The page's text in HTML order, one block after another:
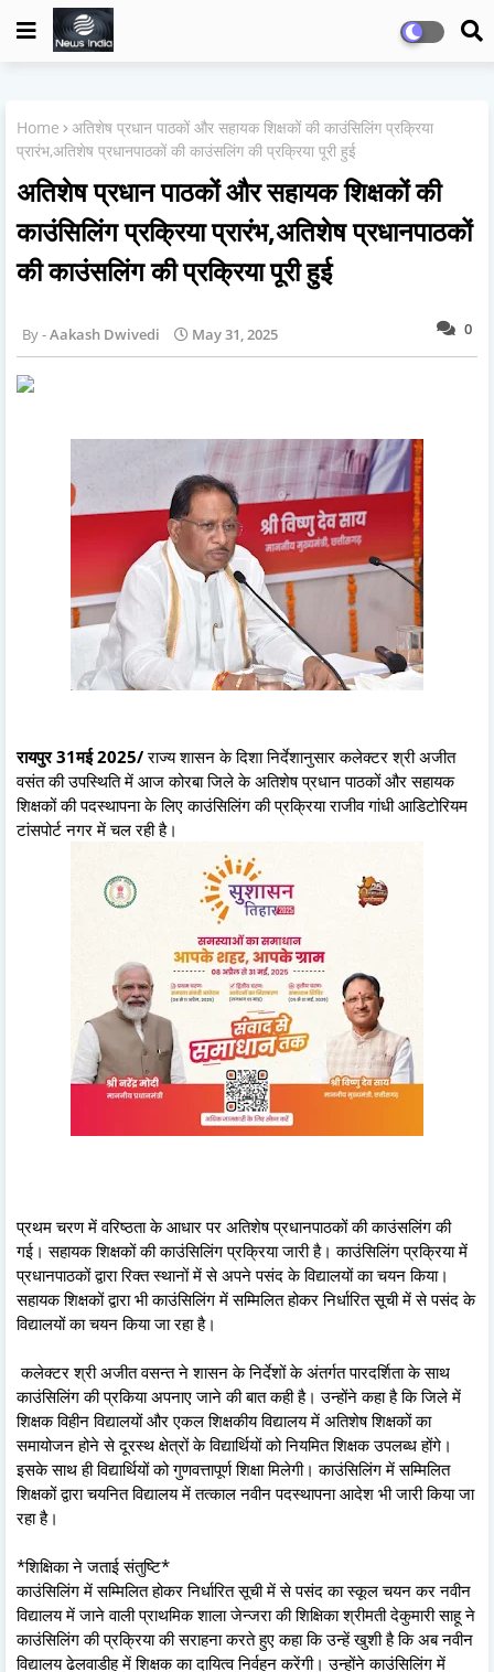
Home
अतिशेष प्रधान पाठकों और सहायक शिक्षकों की काउंसिलिंग प्रक्रिया
प्रारंभ,अतिशेष प्रधानपाठकों की काउंसलिंग की प्रक्रिया पूरी हुई
अतिशेष प्रधान पाठकों और सहायक शिक्षकों की
काउंसिलिंग प्रक्रिया प्रारंभ,अतिशेष प्रधानपाठकों
की काउंसलिंग की प्रक्रिया पूरी हुई
0
Aakash Dwivedi May 31, 2025
रायपुर 31मई 2025/राज्य शासन के दिशा निर्देशानुसार कलेक्टर श्री अजीत
वसंत की उपस्थिति में आज कोरबा जिले के अतिशेष प्रधान पाठकों और सहायक
शिक्षकों की पदस्थापना के लिए काउंसिलिंग की प्रक्रिया राजीव गांधी आडिटोरियम
टांसपोर्ट नगर में चल रही है।
प्रथम चरण में वरिष्ठता के आधार पर अतिशेष प्रधानपाठकों की काउंसलिंग की
गई। सहायक शिक्षकों की काउंसिलिंग प्रक्रिया जारी है। काउंसिलिंग प्रक्रिया में
प्रधानपाठकों द्वारा रिक्त स्थानों में से अपने पसंद के विद्यालयों का चयन किया।
सहायक शिक्षकों द्वारा भी काउंसिलिंग में सम्मिलित होकर निर्धारित सूची में से पसंद के
विद्यालयों का चयन किया जा रहा है।
कलेक्टर श्री अजीत वसन्त ने शासन के निर्देशों के अंतर्गत पारदर्शिता के साथ
काउंसिलिंग की प्रकिया अपनाए जाने की बात कही है। उन्होंने कहा है कि जिले में
शिक्षक विहीन विद्यालयों और एकल शिक्षकीय विद्यालय में अतिशेष शिक्षकों का
समायोजन होने से दूरस्थ क्षेत्रों के विद्यार्थियों को नियमित शिक्षक उपलब्ध होंगे।
इसके साथ ही विद्यार्थियों को गुणवत्तापूर्ण शिक्षा मिलेगी। काउंसिलिंग में सम्मिलित
शिक्षकों द्वारा चयनित विद्यालय में तत्काल नवीन पदस्थापना आदेश भी जारी किया जा
रहा है।
*शिक्षिका ने जताई संतुष्टि*
काउंसिलिंग में सम्मिलित होकर निर्धारित सूची में से पसंद का स्कूल चयन कर नवीन
विद्यालय में जाने वाली प्राथमिक शाला जेन्जरा की शिक्षिका श्रीमती देकुमारी साहू ने
काउंसिलिंग की प्रक्रिया की सराहना करते हुए कहा कि उन्हें खुशी है कि अब नवीन
विद्यालय ढेलवाडीह में शिक्षक का दायित्व निर्वहन करेंगी। उन्होंने काउंसिलिंग में